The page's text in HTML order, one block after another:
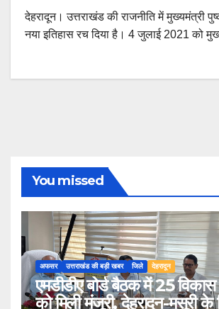
देहरादून। उत्तराखंड की राजनीति में मुख्यमंत्री
नया इतिहास रच दिया है। 4 जुलाई 2021 को
You missed
अफसर उत्तराखंड की बड़ी खबर जिले देहरादून
एमडीडीए बोर्ड बैठक में 25 विकास
को मिली मंजूरी, देहरादून-मसूरी के